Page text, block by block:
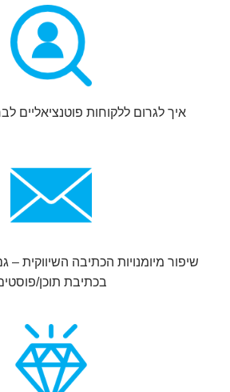
לגרום ללקוחות פוטנציאליים לבחור
מיומנויות הכתיבה השיווקית – גם בפניה
בכתיבת תוכן/פוסטים